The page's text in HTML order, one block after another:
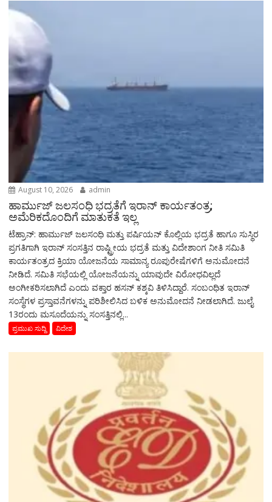
August 10, 2026 admin
ಹಾರ್ಮುಜ್ ಜಲಸಂಧಿ ಭದ್ರತೆಗೆ ಇರಾನ್ ಕಾರ್ಯತಂತ್ರ;
ಅಮೆರಿಕದೊಂದಿಗೆ ಮಾತುಕತೆ ಇಲ್ಲ
ಟೆಹ್ರಾನ್: ಹಾರ್ಮುಜ್ ಜಲಸಂಧಿ ಮತ್ತು ಪರ್ಷಿಯನ್ ಕೊಲ್ಲಿಯ ಭದ್ರತೆ ಹಾಗೂ ಸುಸ್ಥಿರ
ಪ್ರಗತಿಗಾಗಿ ಇರಾನ್ ಸಂಸತ್ತಿನ ರಾಷ್ಟ್ರೀಯ ಭದ್ರತೆ ಮತ್ತು ವಿದೇಶಾಂಗ ನೀತಿ ಸಮಿತಿ
ಕಾರ್ಯತಂತ್ರದ ಕ್ರಿಯಾ ಯೋಜನೆಯ ಸಾಮಾನ್ಯ ರೂಪುರೇಷೆಗಳಿಗೆ ಅನುಮೋದನೆ
ನೀಡಿದೆ. ಸಮಿತಿ ಸಭೆಯಲ್ಲಿ ಯೋಜನೆಯನ್ನು ಯಾವುದೇ ವಿರೋಧವಿಲ್ಲದೆ
ಅಂಗೀಕರಿಸಲಾಗಿದೆ ಎಂದು ವಕ್ತಾರ ಹಸನ್ ಕಶ್ಕವಿ ತಿಳಿಸಿದ್ದಾರೆ. ಸಂಬಂಧಿತ ಇರಾನ್
ಸಂಸ್ಥೆಗಳ ಪ್ರಸ್ತಾವನೆಗಳನ್ನು ಪರಿಶೀಲಿಸಿದ ಬಳಿಕ ಅನುಮೋದನೆ ನೀಡಲಾಗಿದೆ. ಜುಲೈ
13ರಂದು ಮಸೂದೆಯನ್ನು ಸಂಸತ್ತಿನಲ್ಲಿ...
ಪ್ರಮುಖ ಸುದ್ದಿ ವಿದೇಶ